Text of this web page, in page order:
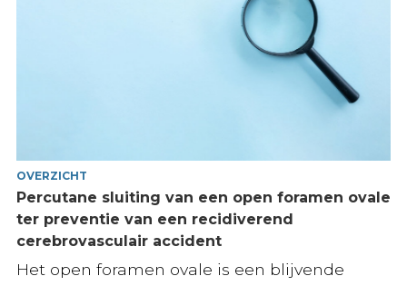
OVERZICHT
Percutane sluiting van een open foramen ovale
ter preventie van een recidiverend
cerebrovasculair accident
Het open foramen ovale is een blijvende